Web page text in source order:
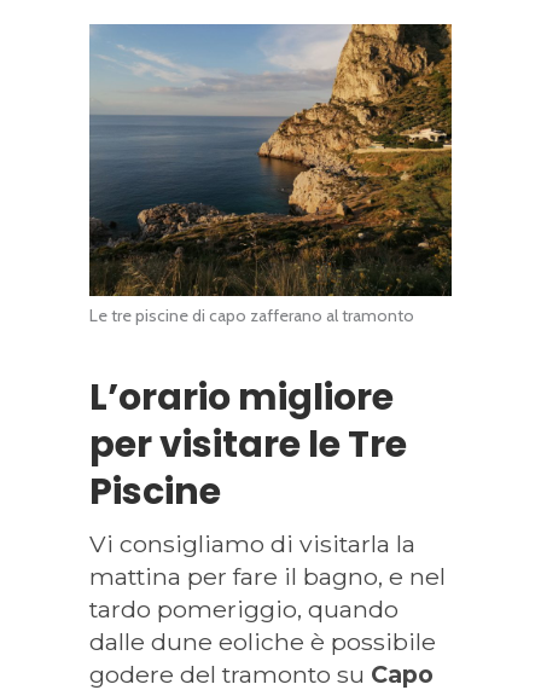
Le tre piscine di capo zafferano al tramonto
L’orario migliore
per visitare le Tre
Piscine
Vi consigliamo di visitarla la
mattina per fare il bagno, e nel
tardo pomeriggio, quando
dalle dune eoliche è possibile
godere del tramonto su Capo